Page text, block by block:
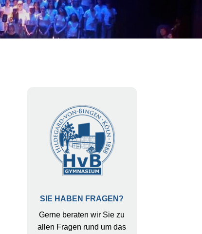
SIE HABEN FRAGEN?
Gerne beraten wir Sie zu
allen Fragen rund um das